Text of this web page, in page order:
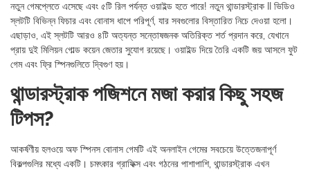
নতুন গেমপ্লেতে এসেছে এবং ৫টি রিল পর্যন্ত ওয়াইল্ড হতে পারে! নতুন থান্ডারস্ট্রাক II ভিডিও
স্লটটি বিভিন্ন ফিচার এবং বোনাস ধাপে পরিপূর্ণ, যার সবগুলোর বিস্তারিত নিচে দেওয়া হলো।
এছাড়াও, এই স্লটটি আরও ৪টি অত্যন্ত সন্তোষজনক অতিরিক্ত শর্ত প্রদান করে, যেখানে
প্রায় দুই মিলিয়ন গোল্ড কয়েন জেতার সুযোগ রয়েছে। ওয়াইল্ড দিয়ে তৈরি একটি জয় আসলে ফুট
গেম এবং ফ্রি স্পিনগুলিতে দ্বিগুণ হয়।
থান্ডারস্ট্রাক পজিশনে মজা করার কিছু সহজ
টিপস?
আকর্ষণীয় হলওয়ে অফ স্পিনস বোনাস গেমটি এই অনলাইন গেমের সবচেয়ে উত্তেজনাপূর্ণ
বিকল্পগুলির মধ্যে একটি। চমৎকার গ্রাফিক্স এবং গঠনের পাশাপাশি, থান্ডারস্ট্রাক এখন